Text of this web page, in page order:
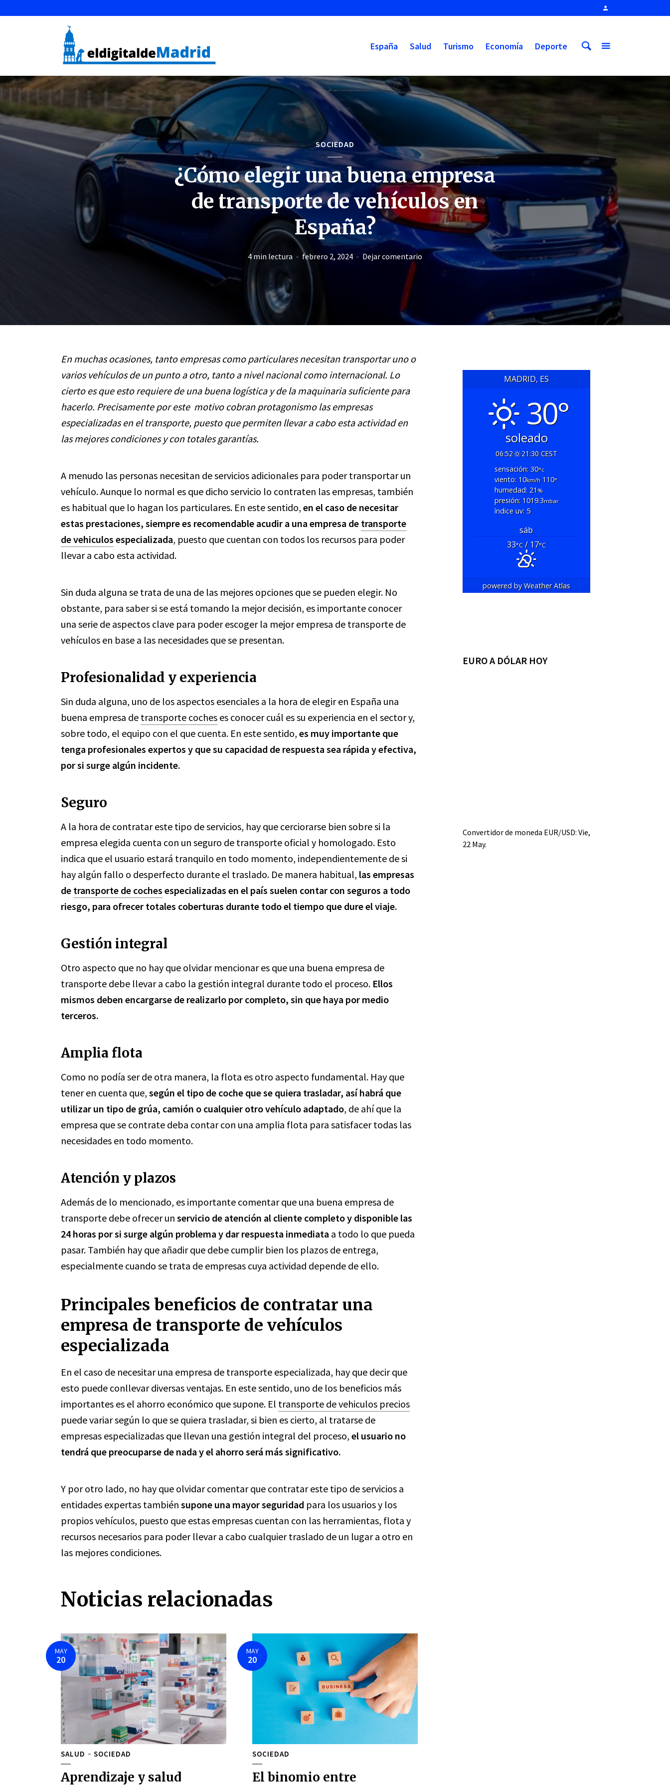
España Salud Turismo Economía Deporte
SOCIEDAD
¿Cómo elegir una buena empresa
de transporte de vehículos en
España?
4 min lectura febrero 2, 2024 Dejar comentario
En muchas ocasiones, tanto empresas como particulares necesitan transportar uno o
varios vehículos de un punto a otro, tanto a nivel nacional como internacional. Lo
cierto es que esto requiere de una buena logística y de la maquinaria suficiente para
hacerlo. Precisamente por este motivo cobran protagonismo las empresas
especializadas en el transporte, puesto que permiten llevar a cabo esta actividad en
las mejores condiciones y con totales garantías.
A menudo las personas necesitan de servicios adicionales para poder transportar un
vehículo. Aunque lo normal es que dicho servicio lo contraten las empresas, también
es habitual que lo hagan los particulares. En este sentido, en el caso de necesitar
estas prestaciones, siempre es recomendable acudir a una empresa de transporte
de vehiculos especializada, puesto que cuentan con todos los recursos para poder
llevar a cabo esta actividad.
Sin duda alguna se trata de una de las mejores opciones que se pueden elegir. No
obstante, para saber si se está tomando la mejor decisión, es importante conocer
una serie de aspectos clave para poder escoger la mejor empresa de transporte de
vehículos en base a las necesidades que se presentan.
Profesionalidad y experiencia
Sin duda alguna, uno de los aspectos esenciales a la hora de elegir en España una
buena empresa de transporte coches es conocer cuál es su experiencia en el sector y,
sobre todo, el equipo con el que cuenta. En este sentido, es muy importante que
tenga profesionales expertos y que su capacidad de respuesta sea rápida y efectiva,
por si surge algún incidente.
Seguro
A la hora de contratar este tipo de servicios, hay que cerciorarse bien sobre si la
empresa elegida cuenta con un seguro de transporte oficial y homologado. Esto
indica que el usuario estará tranquilo en todo momento, independientemente de si
hay algún fallo o desperfecto durante el traslado. De manera habitual, las empresas
de transporte de coches especializadas en el país suelen contar con seguros a todo
riesgo, para ofrecer totales coberturas durante todo el tiempo que dure el viaje.
Gestión integral
Otro aspecto que no hay que olvidar mencionar es que una buena empresa de
transporte debe llevar a cabo la gestión integral durante todo el proceso. Ellos
mismos deben encargarse de realizarlo por completo, sin que haya por medio
terceros.
Amplia flota
Como no podía ser de otra manera, la flota es otro aspecto fundamental. Hay que
tener en cuenta que, según el tipo de coche que se quiera trasladar, así habrá que
utilizar un tipo de grúa, camión o cualquier otro vehículo adaptado, de ahí que la
empresa que se contrate deba contar con una amplia flota para satisfacer todas las
necesidades en todo momento.
Atención y plazos
Además de lo mencionado, es importante comentar que una buena empresa de
transporte debe ofrecer un servicio de atención al cliente completo y disponible las
24 horas por si surge algún problema y dar respuesta inmediata a todo lo que pueda
pasar. También hay que añadir que debe cumplir bien los plazos de entrega,
especialmente cuando se trata de empresas cuya actividad depende de ello.
Principales beneficios de contratar una
empresa de transporte de vehículos
especializada
En el caso de necesitar una empresa de transporte especializada, hay que decir que
esto puede conllevar diversas ventajas. En este sentido, uno de los beneficios más
importantes es el ahorro económico que supone. El transporte de vehiculos precios
puede variar según lo que se quiera trasladar, si bien es cierto, al tratarse de
empresas especializadas que llevan una gestión integral del proceso, el usuario no
tendrá que preocuparse de nada y el ahorro será más significativo.
Y por otro lado, no hay que olvidar comentar que contratar este tipo de servicios a
entidades expertas también supone una mayor seguridad para los usuarios y los
propios vehículos, puesto que estas empresas cuentan con las herramientas, flota y
recursos necesarios para poder llevar a cabo cualquier traslado de un lugar a otro en
las mejores condiciones.
Noticias relacionadas
MAY
20
SALUD SOCIEDAD
Aprendizaje y salud
MAY
20
SOCIEDAD
El binomio entre
MADRID, ES
30°
soleado
06:52
21:30 CEST
sensación: 30°c
viento: 10km/h110°
humedad: 21 %
presión: 1019.3mbar
índice uv: 5
sáb
33°C/ 17°C
powered byWeather Atlas
EURO A DÓLAR HOY
Convertidor de moneda EUR/USD: Vie,
22 May.